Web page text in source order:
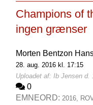
Champions of
ingen grænser
Morten Bentzon
28. aug. 2016 kl. 17:15
Uploadet af: Ib Jensen d.
0
EMNEORD: 2016,